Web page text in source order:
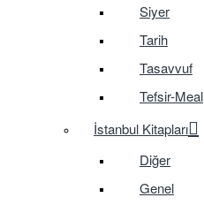
Siyer
Tarih
Tasavvuf
Tefsir-Meal
İstanbul Kitapları
Diğer
Genel